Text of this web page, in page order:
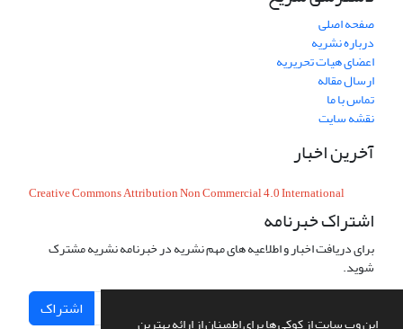
این وب سایت از کوکی ها برای اطمینان از ارائه بهترین
صفحه اصلی
درباره نشریه
اعضای هیات تحریریه
ارسال مقاله
تماس با ما
نقشه سایت
آخرین اخبار
Creative Commons Attribution Non Commercial 4.0 International
اشتراک خبرنامه
برای دریافت اخبار و اطلاعیه های مهم نشریه در خبرنامه نشریه مشترک
شوید.
اشتراک